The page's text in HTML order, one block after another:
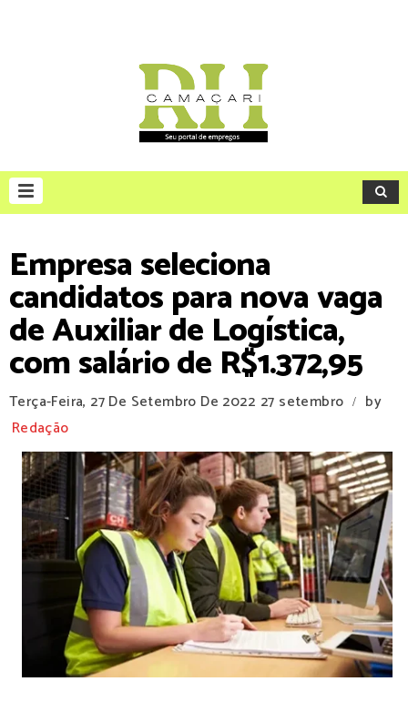
Empresa seleciona
candidatos para nova vaga
de Auxiliar de Logística,
com salário de R$1.372,95
Terça-Feira, 27 De Setembro De 2022 27 setembro /
by
Redação